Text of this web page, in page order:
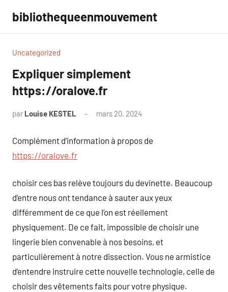
contenu
bibliothequeenmouvement
Uncategorized
Expliquer simplement
https://oralove.fr
par Louise KESTEL mars 20, 2024
Complément d’information à propos de
https://oralove.fr
choisir ces bas relève toujours du devinette. Beaucoup
d’entre nous ont tendance à sauter aux yeux
différemment de ce que l’on est réellement
physiquement. De ce fait, impossible de choisir une
lingerie bien convenable à nos besoins, et
particulièrement à notre dissection. Vous ne armistice
d’entendre instruire cette nouvelle technologie, celle de
choisir des vêtements faits pour votre physique.